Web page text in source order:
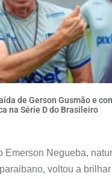
de Gerson Gusmão e
na Série D do Brasileiro
Emerson Negueba,
voltou a